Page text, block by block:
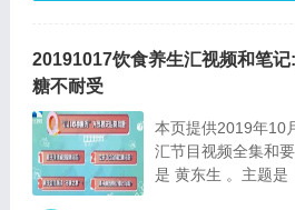
20191017饮食养生汇视频和笔
糖不耐受
本页提供2019年10
汇节目视频全集和
是 黄东生 。主题是